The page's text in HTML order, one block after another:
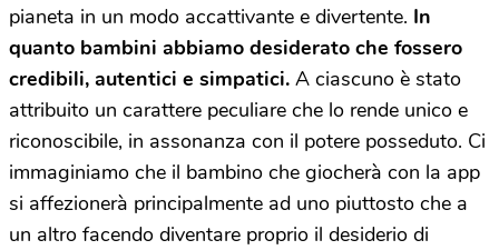
pianeta in un modo accattivante e divertente. In
quanto bambini abbiamo desiderato che fossero
credibili, autentici e simpatici. A ciascuno è stato
attribuito un carattere peculiare che lo rende unico e
riconoscibile, in assonanza con il potere posseduto. Ci
immaginiamo che il bambino che giocherà con la app
si affezionerà principalmente ad uno piuttosto che a
un altro facendo diventare proprio il desiderio di